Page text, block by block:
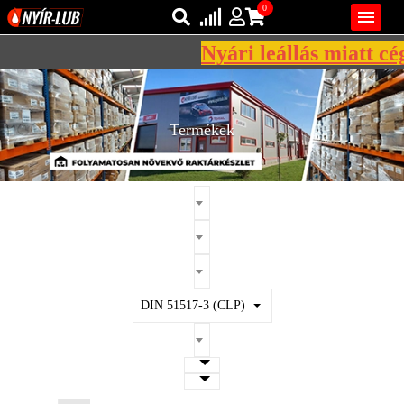
REGISZTRÁCIÓ

Bejelentkezés
Regisztráció
0
AZ ÖN KOSARA ÜRES
Nyári leállás miatt
Termékek
DIN 51517-3 (CLP)